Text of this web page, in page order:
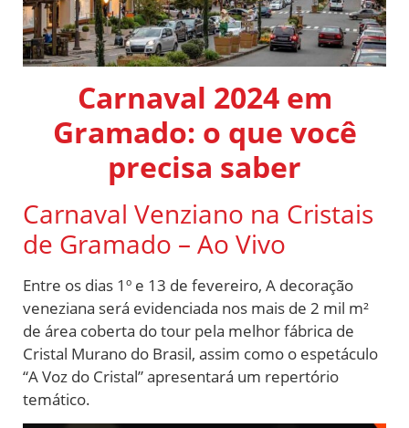
Carnaval 2024 em
Gramado: o que você
precisa saber
Carnaval Venziano na Cristais
de Gramado – Ao Vivo
Entre os dias 1º e 13 de fevereiro, A decoração
veneziana será evidenciada nos mais de 2 mil m²
de área coberta do tour pela melhor fábrica de
Cristal Murano do Brasil, assim como o espetáculo
“A Voz do Cristal” apresentará um repertório
temático.